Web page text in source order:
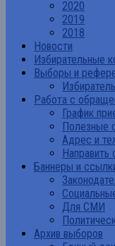
2020
2019
2018
Новости
Избирательные
Выборы и
Работа с
График
Полезные
Адрес и
Баннеры и
Для СМИ
Архив выборов